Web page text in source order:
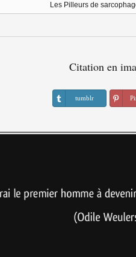
Les Pilleurs de
Citation en
tumblr